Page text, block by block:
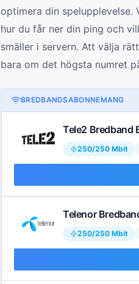
optimera din spelupplevelse.
hur du får ner din ping och
smäller i servern. Att välja rätt
bara om det högsta numret
BREDBANDSABONNEMANG
Tele2 Bredband
250/250 Mbit
Telenor
250/250 Mbit